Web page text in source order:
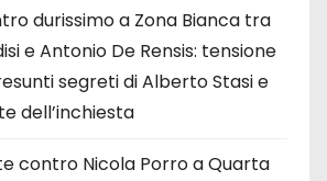
durissimo a Zona Bianca tra
e Antonio De Rensis: tensione
segreti di Alberto Stasi e
dell’inchiesta
contro Nicola Porro a Quarta